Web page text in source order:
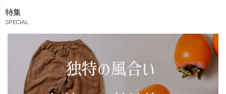
特集
SPECIAL